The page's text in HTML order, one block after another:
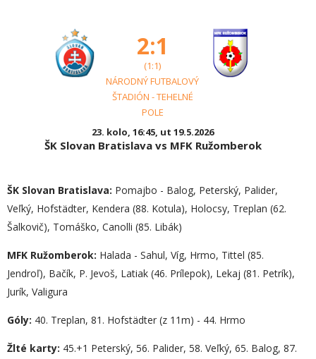
2:1
(1:1)
NÁRODNÝ FUTBALOVÝ
ŠTADIÓN - TEHELNÉ
POLE
23. kolo, 16:45, ut 19.5.2026
ŠK Slovan Bratislava vs MFK Ružomberok
ŠK Slovan Bratislava: Pomajbo - Balog, Peterský, Palider,
Veľký, Hofstädter, Kendera (88. Kotula), Holocsy, Treplan (62.
Šalkovič), Tomáško, Canolli (85. Libák)
MFK Ružomberok: Halada - Sahul, Víg, Hrmo, Tittel (85.
Jendroľ), Bačík, P. Jevoš, Latiak (46. Prílepok), Lekaj (81. Petrík),
Jurík, Valigura
Góly: 40. Treplan, 81. Hofstädter (z 11m) - 44. Hrmo
Žlté karty: 45.+1 Peterský, 56. Palider, 58. Veľký, 65. Balog, 87.